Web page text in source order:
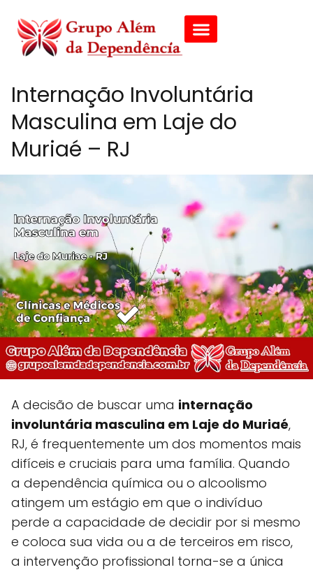
Internação Involuntária
Masculina em Laje do
Muriaé – RJ
A decisão de buscar uma internação
involuntária masculina em Laje do Muriaé,
RJ, é frequentemente um dos momentos mais
difíceis e cruciais para uma família. Quando
a dependência química ou o alcoolismo
atingem um estágio em que o indivíduo
perde a capacidade de decidir por si mesmo
e coloca sua vida ou a de terceiros em risco,
a intervenção profissional torna-se a única